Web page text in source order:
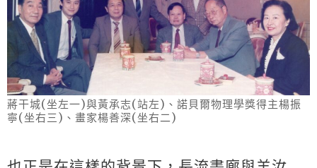
蔣干城(坐左一)與黃承志(站左)、諾貝爾物理學獎得主楊振
寧(坐右三)、畫家楊善深(坐右二)